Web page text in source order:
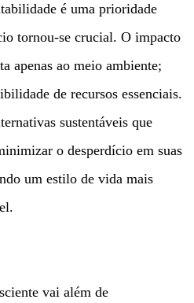
é uma prioridade
tornou-se crucial. O impacto
apenas ao meio ambiente;
de recursos essenciais.
sustentáveis que
o desperdício em suas
um estilo de vida mais
vai além de